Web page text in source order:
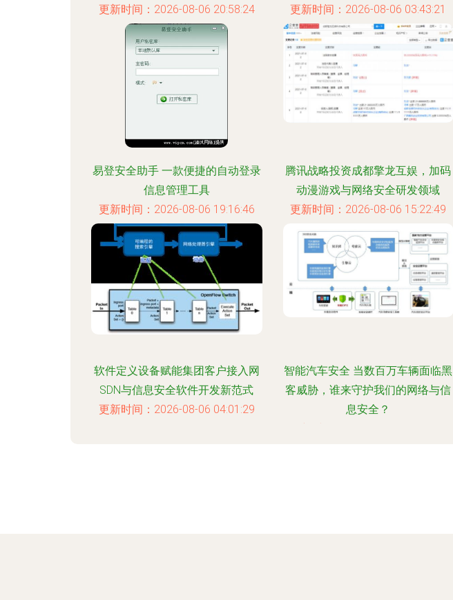
更新时间：2026-08-06 20:58:24
更新时间：2026-08-06 03:43:21
易登安全助手 一款便捷的自动登录
信息管理工具
更新时间：2026-08-06 19:16:46
腾讯战略投资成都擎龙互娱，加码
动漫游戏与网络安全研发领域
更新时间：2026-08-06 15:22:49
软件定义设备赋能集团客户接入网
SDN与信息安全软件开发新范式
更新时间：2026-08-06 04:01:29
智能汽车安全 当数百万车辆面临黑
客威胁，谁来守护我们的网络与信
息安全？